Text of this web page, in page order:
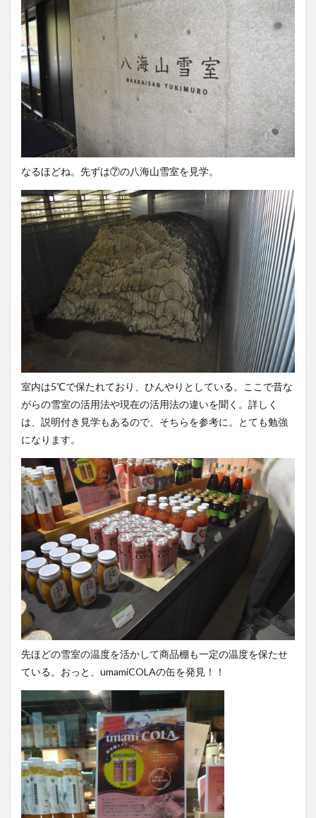
なるほどね。先ずは⑦の八海山雪室を見学。
室内は5℃で保たれており、ひんやりとしている。ここで昔な
がらの雪室の活用法や現在の活用法の違いを聞く。詳しく
は、説明付き見学もあるので、そちらを参考に。とても勉強
になります。
先ほどの雪室の温度を活かして商品棚も一定の温度を保たせ
ている。おっと、umamiCOLAの缶を発見！！